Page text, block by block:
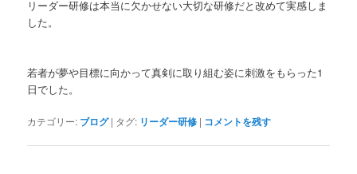
リーダー研修は本当に欠かせない大切な研修だと改めて実感しま
した。
若者が夢や目標に向かって真剣に取り組む姿に刺激をもらった1
日でした。
カテゴリー: ブログ | タグ: リーダー研修 | コメントを残す